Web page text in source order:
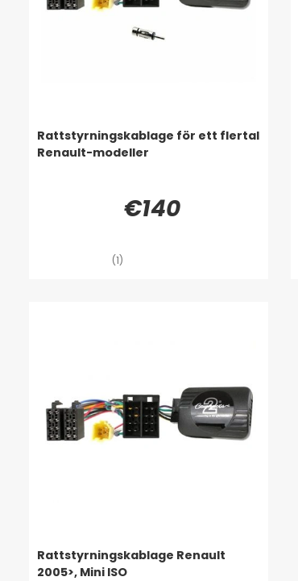
Rattstyrningskablage för ett flertal
Renault-modeller
€140
(1)
Rattstyrningskablage Renault
2005>, Mini ISO